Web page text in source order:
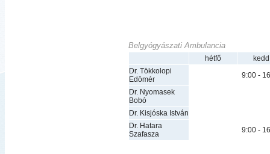
Belgyógyászati Ambulancia
hétfő
kedd
Dr. Tökkolopi
Edömér
9:00 -
Dr. Nyomasek
Bobó
Dr. Kisjóska István
Dr. Hatara
Szafasza
9:00 -